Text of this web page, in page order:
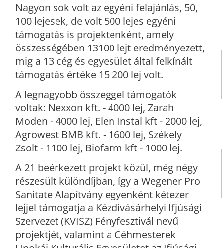
Nagyon sok volt az egyéni felajánlás, 50,
100 lejesek, de volt 500 lejes egyéni
támogatás is projektenként, amely
összességében 13100 lejt eredményezett,
mig a 13 cég és egyesület által felkínált
támogatás értéke 15 200 lej volt.
A legnagyobb összeggel támogatók
voltak: Nexxon kft. - 4000 lej, Zarah
Moden - 4000 lej, Elen Instal kft - 2000 lej,
Agrowest BMB kft. - 1600 lej, Székely
Zsolt - 1100 lej, Biofarm kft - 1000 lej.
A 21 beérkezett projekt közül, még négy
részesült különdíjban, így a Wegener Pro
Sanitate Alapítvány egyenként kétezer
lejjel támogatja a Kézdivásárhelyi Ifjúsági
Szervezet (KVISZ) Fényfesztivál nevű
projektjét, valamint a Céhmesterek